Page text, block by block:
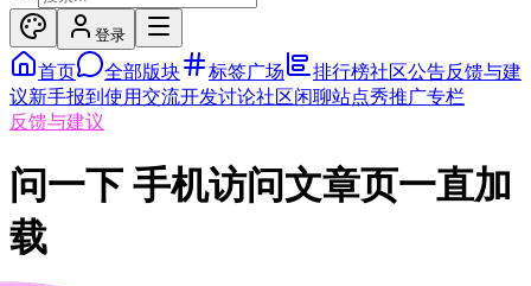
登录
首页 全部版块 标签广场 排行榜社区公告反馈与建
议新手报到 使用交流开发讨论社区闲聊站点秀推广专栏
反馈与建议
问一下 手机访问文章页一直加
载